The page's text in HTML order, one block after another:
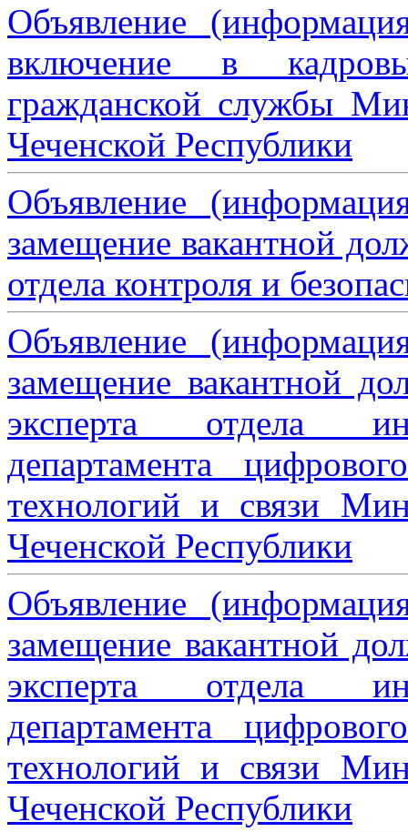
Объявление
включение в
гражданской службы
Чеченской Республики
Объявление
замещение вакантной
отдела контроля и
Объявление
замещение вакантной
эксперта отдела
департамента
технологий и связи
Чеченской Республики
Объявление
замещение вакантной
эксперта отдела
департамента
технологий и связи
Чеченской Республики